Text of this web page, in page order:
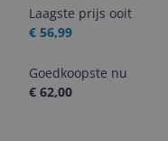
Laagste prijs ooit
€ 56,99
Goedkoopste nu
€ 62,00